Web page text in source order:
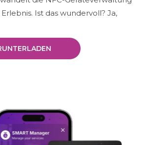
Ist das wundervoll? Ja,